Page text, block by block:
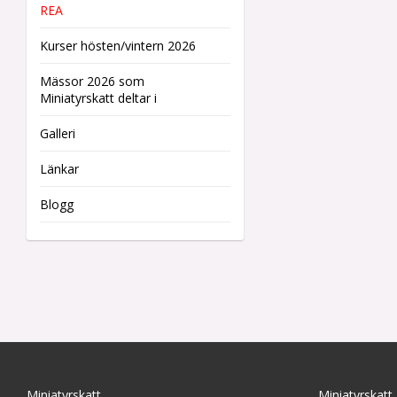
REA
Kurser hösten/vintern 2026
Mässor 2026 som
Miniatyrskatt deltar i
Galleri
Länkar
Blogg